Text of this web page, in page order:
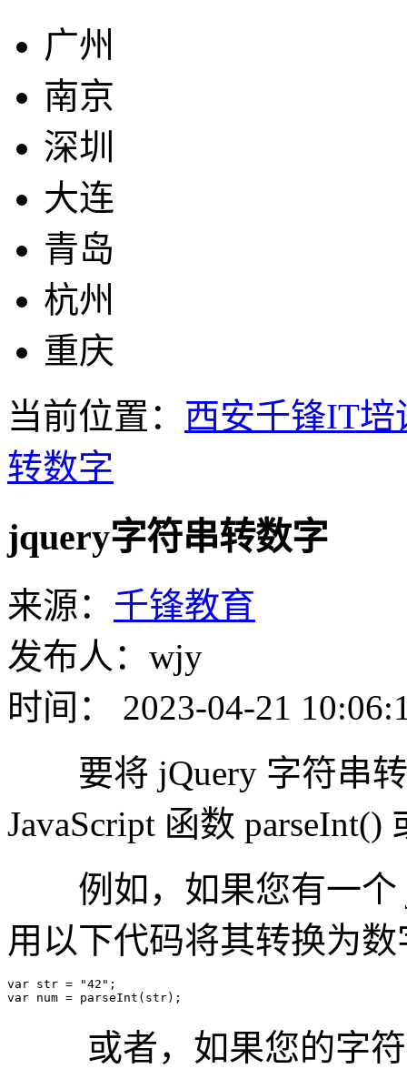
广州
南京
深圳
大连
青岛
杭州
重庆
当前位置： 西安千锋IT培
转数字
jquery字符串转数字
来源： 千锋教育
发布人：wjy
时间： 2023-04-21
要将 jQuery 字符串转
JavaScript 函数 parseInt()
例如，如果您有一个
用以下代码将其转换为数
var str = "42"
var num = parseInt
或者，如果您的字符